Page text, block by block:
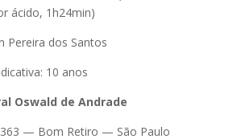
ácido, 1h24min)
Pereira dos Santos
10 anos
Oswald de Andrade
363 — Bom Retiro — São Paulo